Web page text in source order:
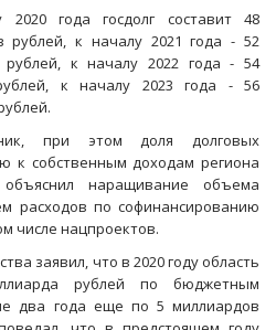
года госдолг составит 48
рублей, к началу 2021 года - 52
к началу 2022 года - 54
к началу 2023 года - 56
при этом доля долговых
к собственным доходам региона
наращивание объема
расходов по софинансированию
числе нацпроектов.
заявил, что в 2020 году область
рублей по бюджетным
два года еще по 5 миллиардов